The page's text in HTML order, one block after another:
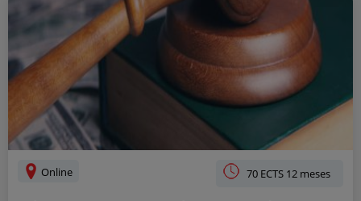
Online 70 ECTS 12 meses